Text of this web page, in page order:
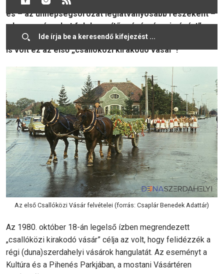
és – az ünnepségsorozat leglátványosabb részeként –
a hagyományokat felelevenítő „vásárvárosi vásárt”, az
első Csallóközi Vásárt rendezték meg. Nézzük, milyen
is volt ez az első „csallóközi kirakodó vásár”!
Az első Csallóközi Vásár felvételei (forrás: Csaplár Benedek Adattár)
Az 1980. október 18-án legelső ízben megrendezett
„csallóközi kirakodó vásár” célja az volt, hogy felidézzék a
régi (duna)szerdahelyi vásárok hangulatát. Az eseményt a
Kultúra és a Pihenés Parkjában, a mostani Vásártéren